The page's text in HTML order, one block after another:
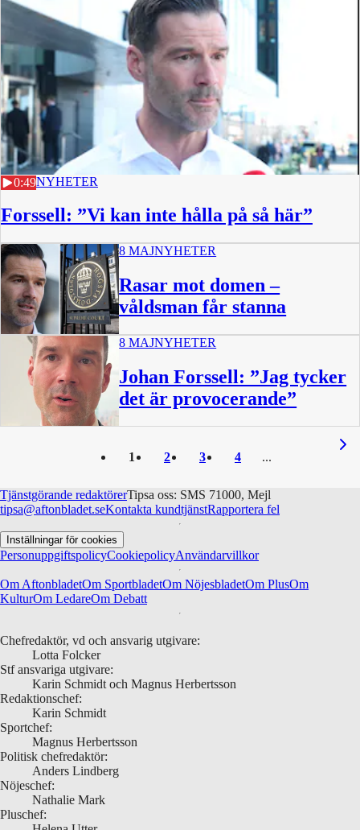
0:49
8 MAJNYHETER
Forssell: ”Vi kan inte hålla på så här”
8 MAJNYHETER
Rasar mot domen –
våldsman får stanna
8 MAJNYHETER
Johan Forssell: ”Jag tycker
det är provocerande”
1 2 3 4
Tjänstgörande redaktörerTipsa oss: SMS 71000, Mejl
tipsa@aftonbladet.seKontakta kundtjänstRapportera fel
Inställningar för cookies
PersonuppgiftspolicyCookiepolicyAnvändarvillkor
Om AftonbladetOm SportbladetOm NöjesbladetOm PlusOm
KulturOm LedareOm Debatt
Chefredaktör, vd och ansvarig utgivare:
Lotta Folcker
Stf ansvariga utgivare:
Karin Schmidt och Magnus Herbertsson
Redaktionschef:
Karin Schmidt
Sportchef:
Magnus Herbertsson
Politisk chefredaktör:
Anders Lindberg
Nöjeschef:
Nathalie Mark
Pluschef: